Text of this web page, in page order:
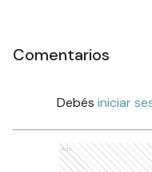
Comentarios
Debés iniciar
Ads